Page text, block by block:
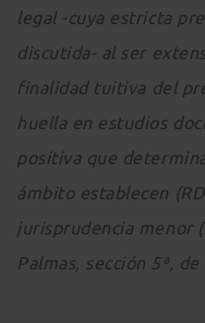
legal -cuya estricta
discutida- al ser
finalidad tuitiva del
huella en estudios
positiva que
ámbito establecen
jurisprudencia menor
Palmas, sección 5ª,